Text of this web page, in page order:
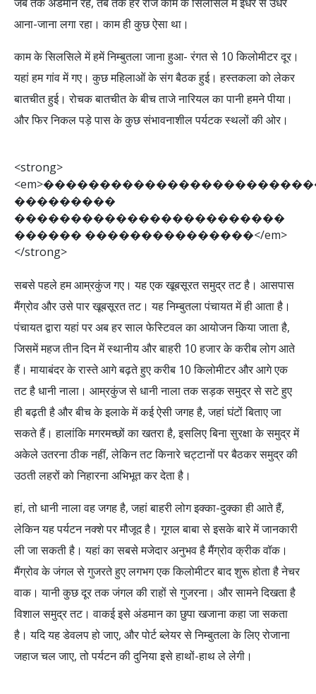
आना-जाना लगा रहा। काम ही कुछ ऐसा था।
काम के सिलसिले में हमें निम्बुतला जाना हुआ- रंगत से 10 किलोमीटर दूर।
यहां हम गांव में गए। कुछ महिलाओं के संग बैठक हुई। हस्तकला को लेकर
बातचीत हुई। रोचक बातचीत के बीच ताजे नारियल का पानी हमने पीया।
और फिर निकल पड़े पास के कुछ संभावनाशील पर्यटक स्थलों की ओर।
<strong>
<em>������������������������
���������
������������������������
������ ���������������</em>
</strong>
सबसे पहले हम आम्रकुंज गए। यह एक खूबसूरत समुद्र तट है। आसपास
मैंग्रोव और उसे पार खूबसूरत तट। यह निम्बुतला पंचायत में ही आता है।
पंचायत द्वारा यहां पर अब हर साल फेस्टिवल का आयोजन किया जाता है,
जिसमें महज तीन दिन में स्थानीय और बाहरी 10 हजार के करीब लोग आते
हैं। मायाबंदर के रास्ते आगे बढ़ते हुए करीब 10 किलोमीटर और आगे एक
तट है धानी नाला। आम्रकुंज से धानी नाला तक सड़क समुद्र से सटे हुए
ही बढ़ती है और बीच के इलाके में कई ऐसी जगह है, जहां घंटों बिताए जा
सकते हैं। हालांकि मगरमच्छों का खतरा है, इसलिए बिना सुरक्षा के समुद्र में
अकेले उतरना ठीक नहीं, लेकिन तट किनारे चट्टानों पर बैठकर समुद्र की
उठती लहरों को निहारना अभिभूत कर देता है।
हां, तो धानी नाला वह जगह है, जहां बाहरी लोग इक्का-दुक्का ही आते हैं,
लेकिन यह पर्यटन नक्शे पर मौजूद है। गूगल बाबा से इसके बारे में जानकारी
ली जा सकती है। यहां का सबसे मजेदार अनुभव है मैंग्रोव क्रीक वॉक।
मैंग्रोव के जंगल से गुजरते हुए लगभग एक किलोमीटर बाद शुरू होता है नेचर
वाक। यानी कुछ दूर तक जंगल की राहों से गुजरना। और सामने दिखता है
विशाल समुद्र तट। वाकई इसे अंडमान का छुपा खजाना कहा जा सकता
है। यदि यह डेवलप हो जाए, और पोर्ट ब्लेयर से निम्बुतला के लिए रोजाना
जहाज चल जाए, तो पर्यटन की दुनिया इसे हाथों-हाथ ले लेगी।